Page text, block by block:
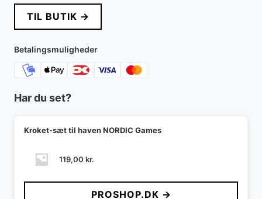
TIL BUTIK →
Betalingsmuligheder
Har du set?
Kroket-sæt til haven NORDIC Games
119,00 kr.
PROSHOP.DK →